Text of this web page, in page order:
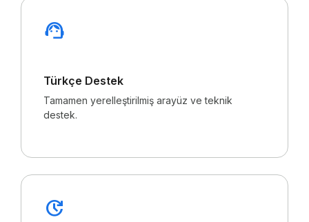
support_agent
Türkçe Destek
Tamamen yerelleştirilmiş arayüz ve teknik
destek.
update